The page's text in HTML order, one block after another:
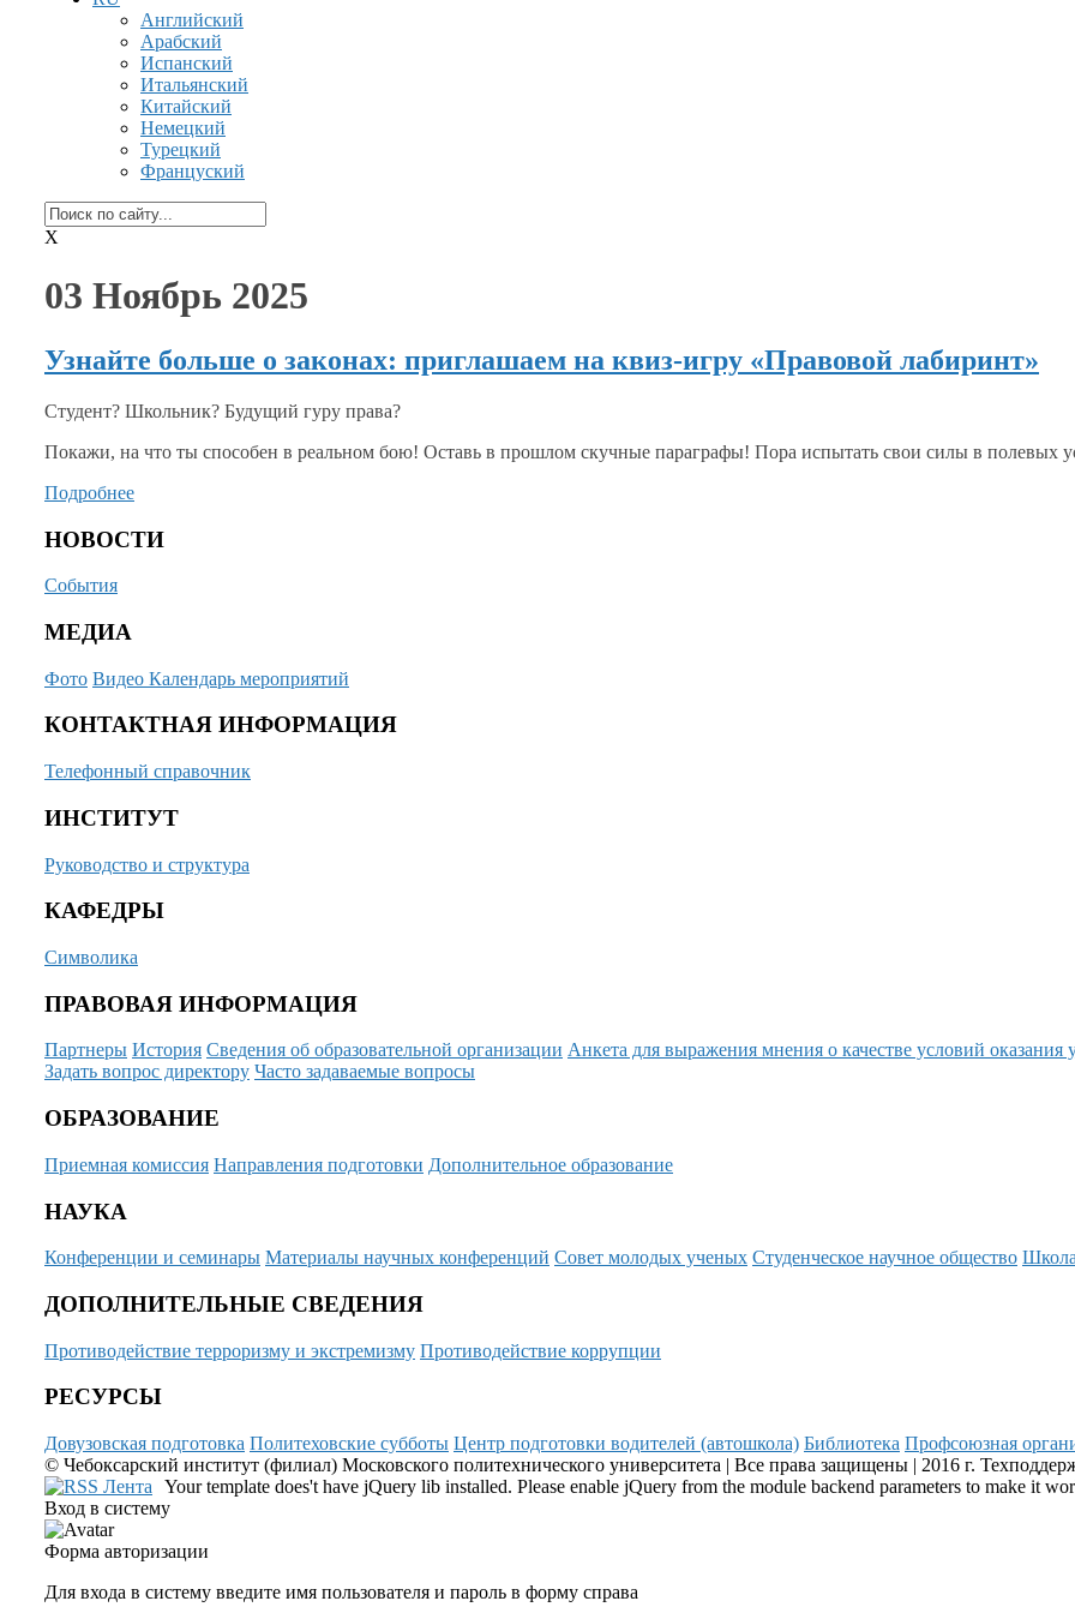
Английский
Арабский
Испанский
Итальянский
Китайский
Немецкий
Турецкий
Француский
X
03 Ноябрь 2025
Узнайте больше о законах: приглашаем на квиз-игру «Правовой лабиринт»
Студент? Школьник? Будущий гуру права?
Покажи, на что ты способен в реальном бою! Оставь в прошлом скучные параграфы! Пора испытать свои силы в полевых
Подробнее
НОВОСТИ
События
МЕДИА
Фото Видео Календарь мероприятий
КОНТАКТНАЯ ИНФОРМАЦИЯ
Телефонный справочник
ИНСТИТУТ
Руководство и структура
КАФЕДРЫ
Символика
ПРАВОВАЯ ИНФОРМАЦИЯ
Партнеры История Сведения об образовательной организации Анкета для выражения мнения о качестве условий оказания
Задать вопрос директору Часто задаваемые вопросы
ОБРАЗОВАНИЕ
Приемная комиссия Направления подготовки Дополнительное образование
НАУКА
Конференции и семинары Материалы научных конференций Совет молодых ученых Студенческое научное общество
ДОПОЛНИТЕЛЬНЫЕ СВЕДЕНИЯ
Противодействие терроризму и экстремизму Противодействие коррупции
РЕСУРСЫ
Довузовская подготовка Политеховские субботы Центр подготовки водителей (автошкола) Библиотека Профсоюзная
© Чебоксарский институт (филиал) Московского политехнического университета | Все права защищены | 2016 г.
Your template does't have jQuery lib installed. Please enable jQuery from the module backend parameters to make it
Вход в систему
Форма авторизации
Для входа в систему введите имя пользователя и пароль в форму справа